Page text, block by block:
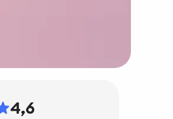
4,6